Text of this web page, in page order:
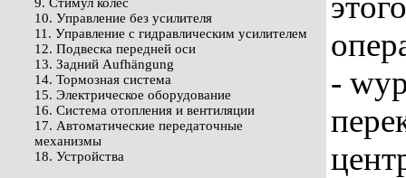
10. Управление без усилителя
11. Управление с гидравлическим усилителем
12. Подвеска передней оси
13. Задний Aufhängung
14. Тормозная система
15. Электрическое оборудование
16. Система отопления и вентиляции
17. Автоматические передаточные
механизмы
18. Устройства
-